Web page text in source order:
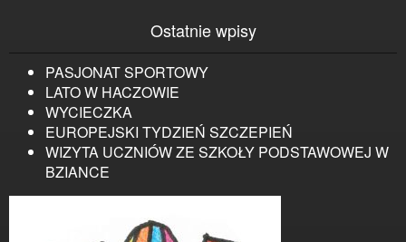
Ostatnie wpisy
PASJONAT SPORTOWY
LATO W HACZOWIE
WYCIECZKA
EUROPEJSKI TYDZIEŃ SZCZEPIEŃ
WIZYTA UCZNIÓW ZE SZKOŁY PODSTAWOWEJ W
BZIANCE